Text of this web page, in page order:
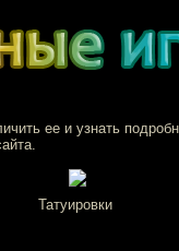
ее и узнать
Татуировки